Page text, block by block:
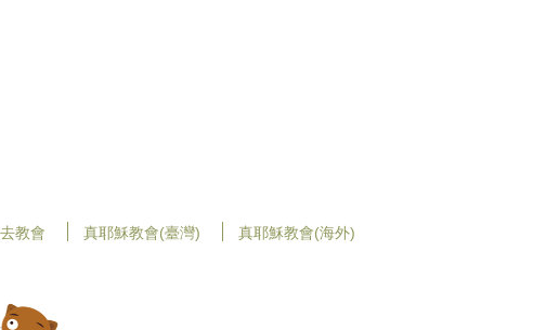
教會 真耶穌教會(臺灣) 真耶穌教會(海外)